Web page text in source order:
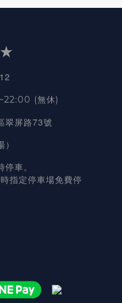
★
(無休)
翠屏路73號
車。
指定停車場免費停